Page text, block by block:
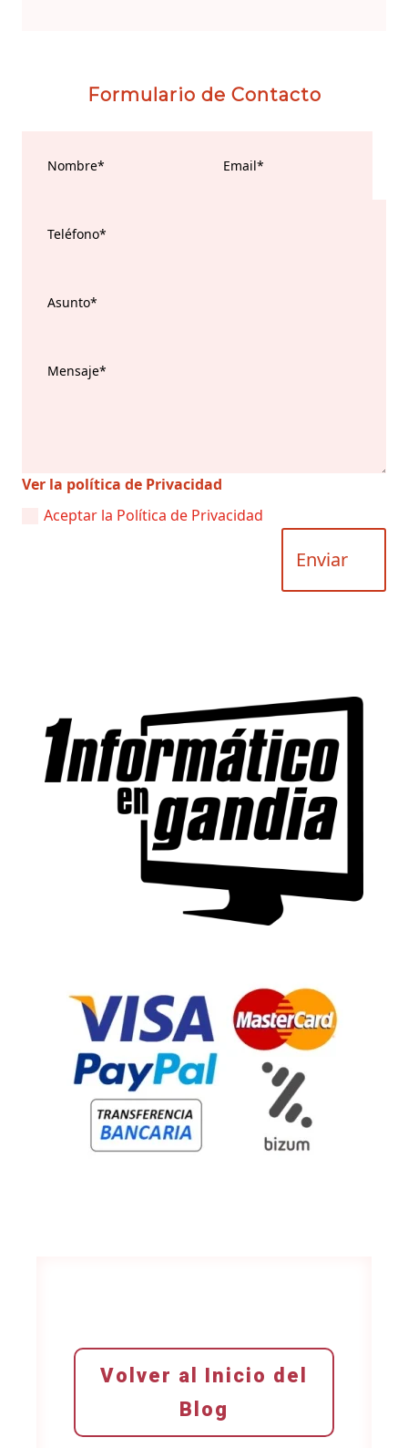
Formulario de Contacto
Ver la política de Privacidad
Aceptar la Política de Privacidad
Enviar
Volver al Inicio del
Blog